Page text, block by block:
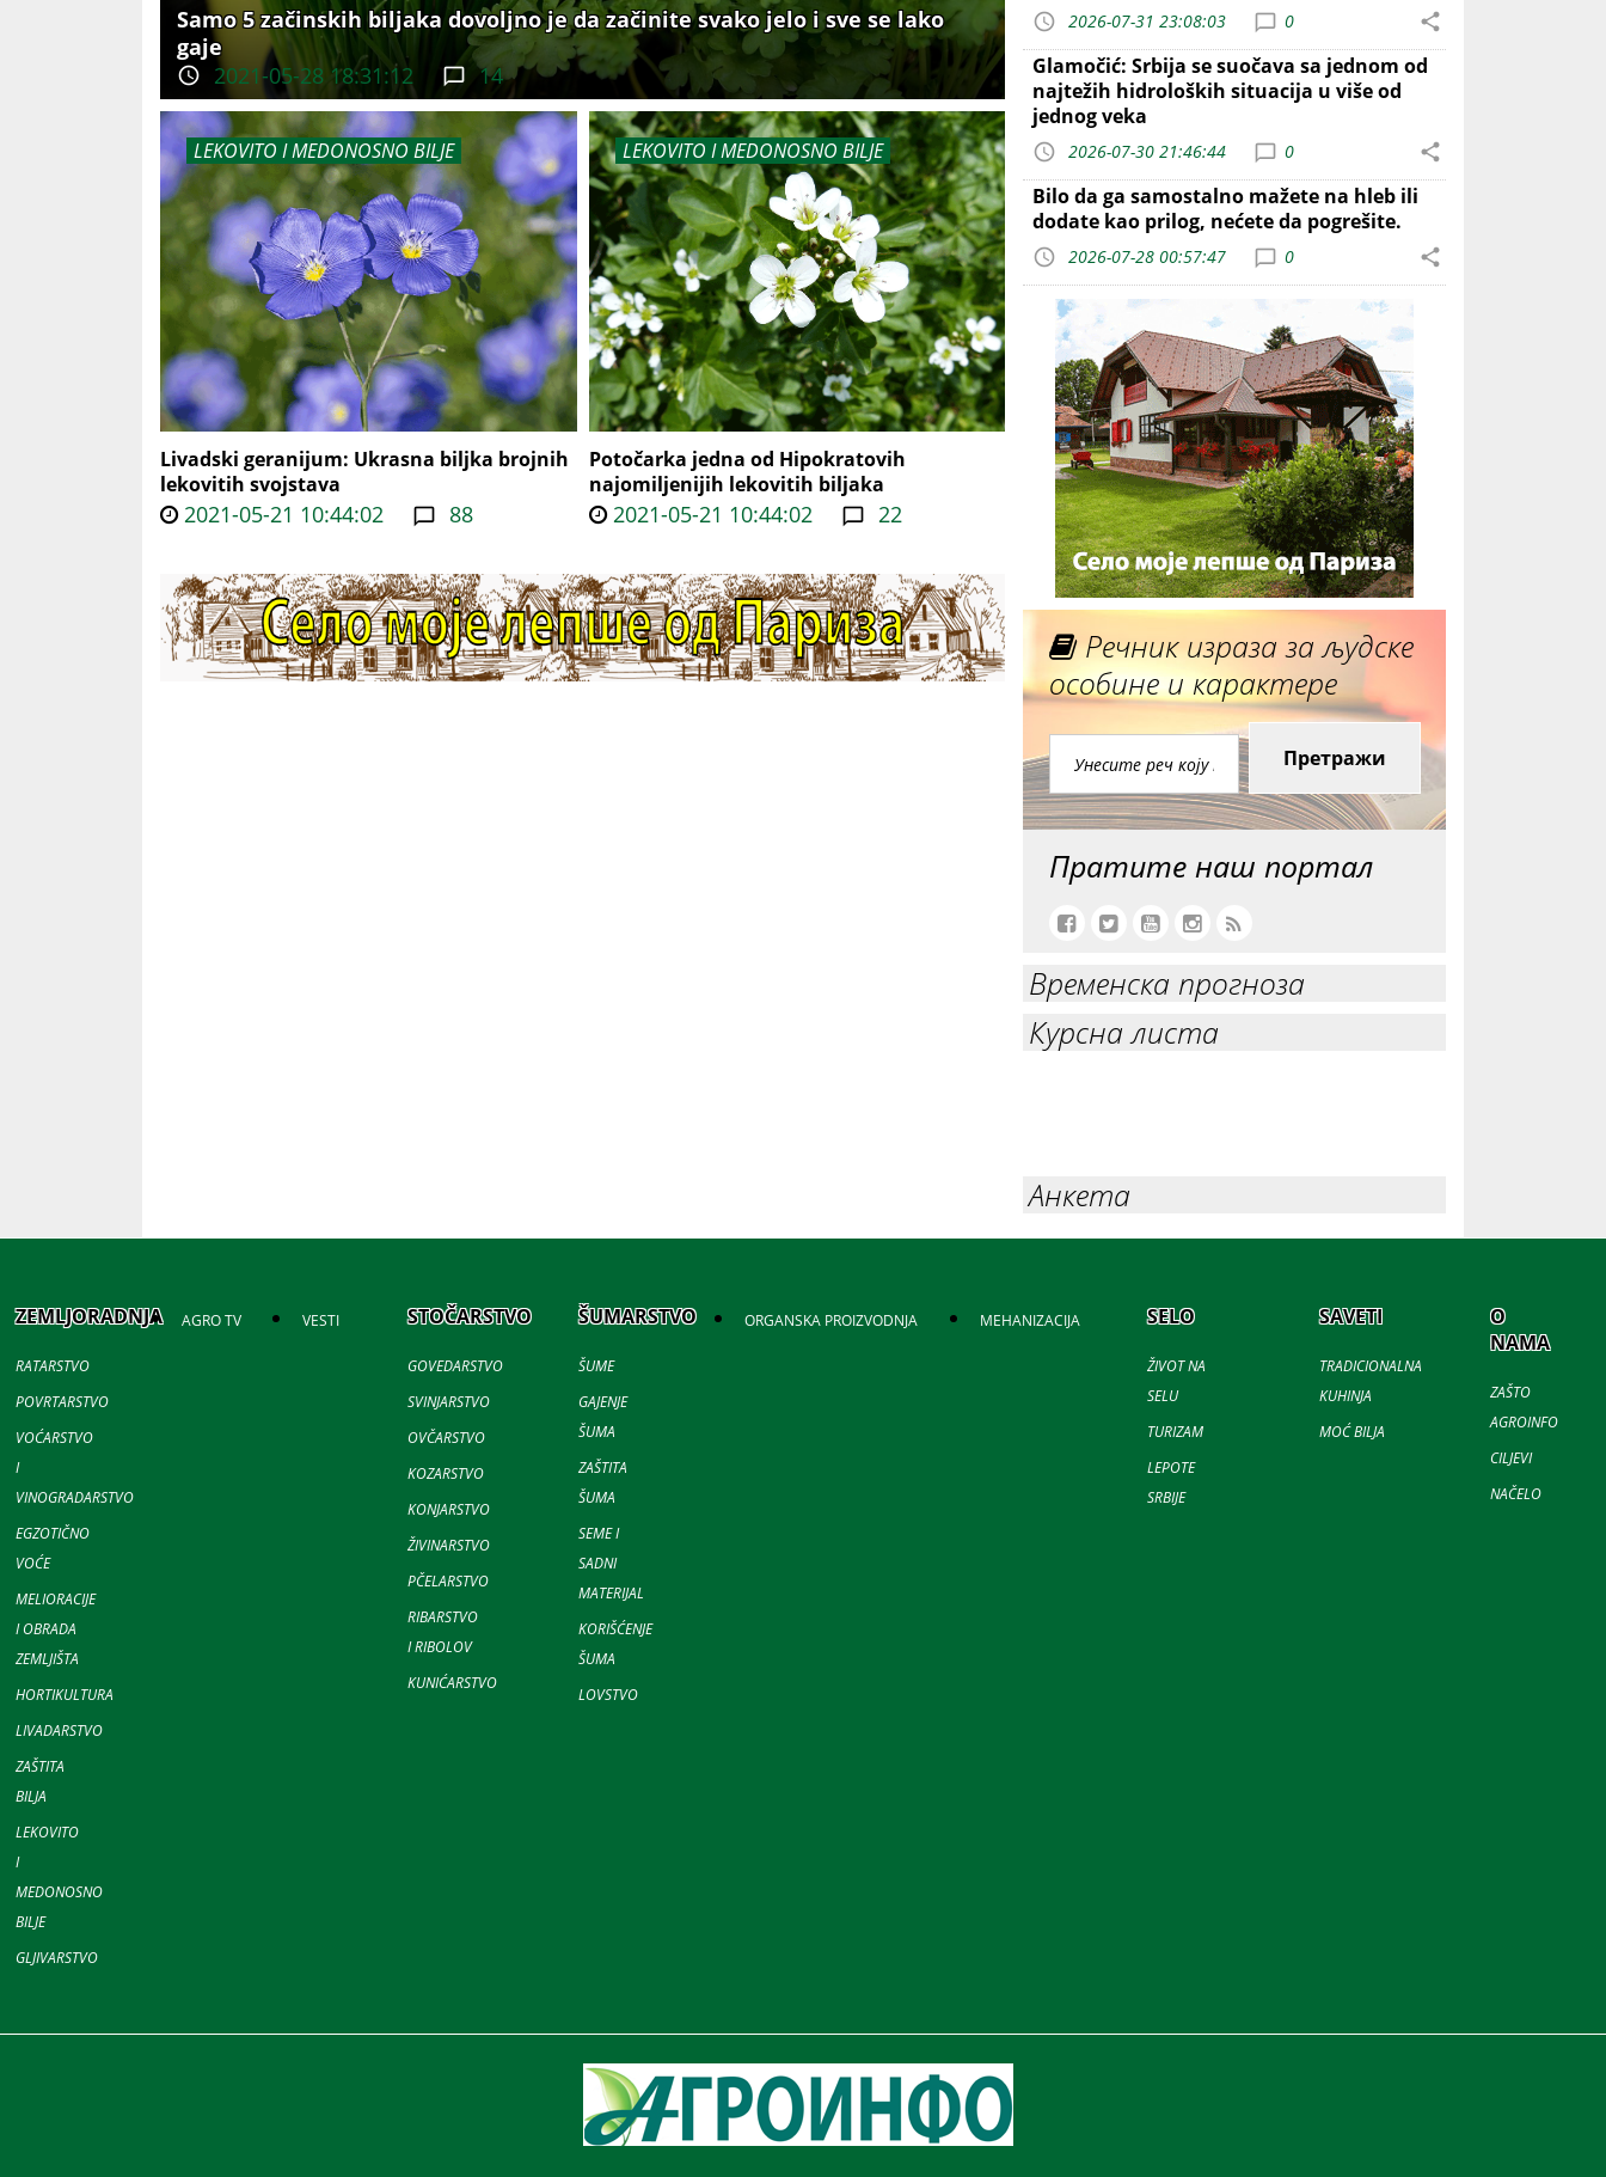
Samo 5 začinskih biljaka dovoljno je da začinite svako jelo i sve se lako
gaje
2021-05-28 18:31:12
14
LEKOVITO I MEDONOSNO BILJE
Livadski geranijum: Ukrasna biljka brojnih
lekovitih svojstava
2021-05-21 10:44:02 88
LEKOVITO I MEDONOSNO BILJE
Potočarka jedna od Hipokratovih
najomiljenijih lekovitih biljaka
2021-05-21 10:44:02 22
2026-07-31 23:08:03 0
Glamočić: Srbija se suočava sa jednom od
najtežih hidroloških situacija u više od
jednog veka
2026-07-30 21:46:44 0
Bilo da ga samostalno mažete na hleb ili
dodate kao prilog, nećete da pogrešite.
2026-07-28 00:57:47 0
Речник израза за људске
особине и карактере
Претражи
Пратите наш портал
Временска прогноза
Курсна листа
Анкета
ZEMLJORADNJA
RATARSTVO
POVRTARSTVO
VOĆARSTVO
I
VINOGRADARSTVO
EGZOTIČNO
VOĆE
MELIORACIJE
I OBRADA
ZEMLJIŠTA
HORTIKULTURA
LIVADARSTVO
ZAŠTITA
BILJA
LEKOVITO
I
MEDONOSNO
BILJE
GLJIVARSTVO
AGRO TV VESTI STOČARSTVO
GOVEDARSTVO
SVINJARSTVO
OVČARSTVO
KOZARSTVO
KONJARSTVO
ŽIVINARSTVO
PČELARSTVO
RIBARSTVO
I RIBOLOV
KUNIĆARSTVO
ŠUMARSTVO
ŠUME
GAJENJE
ŠUMA
ZAŠTITA
ŠUMA
SEME I
SADNI
MATERIJAL
KORIŠĆENJE
ŠUMA
LOVSTVO
ORGANSKA PROIZVODNJA MEHANIZACIJA SELO
ŽIVOT NA
SELU
TURIZAM
LEPOTE
SRBIJE
SAVETI
TRADICIONALNA
KUHINJA
MOĆ BILJA
O
NAMA
ZAŠTO
AGROINFO
CILJEVI
NAČELO